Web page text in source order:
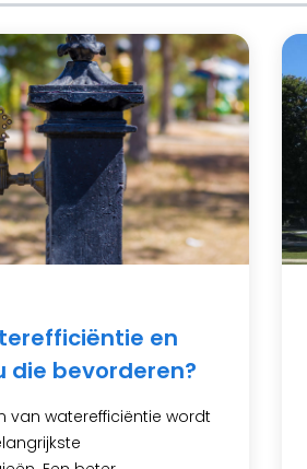
en
die bevorderen?
van waterefficiëntie wordt